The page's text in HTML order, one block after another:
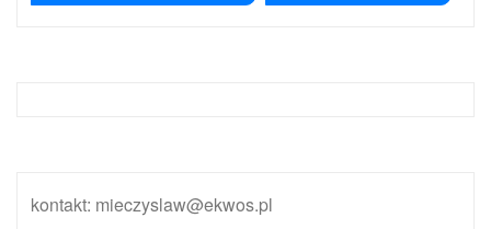
kontakt: mieczyslaw@ekwos.pl